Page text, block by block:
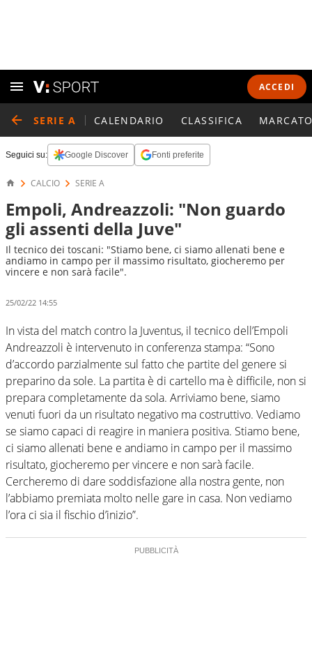
ACCEDI
SERIE A CALENDARIO CLASSIFICA
Seguici su: Google Discover Fonti preferite
CALCIO SERIE A
Empoli, Andreazzoli: "Non guardo
gli assenti della Juve"
Il tecnico dei toscani: "Stiamo bene, ci siamo allenati bene e
andiamo in campo per il massimo risultato, giocheremo per
vincere e non sarà facile".
25/02/22 14:55
In vista del match contro la Juventus, il tecnico dell’Empoli
Andreazzoli è intervenuto in conferenza stampa: “Sono
d’accordo parzialmente sul fatto che partite del genere si
preparino da sole. La partita è di cartello ma è difficile, non si
prepara completamente da sola. Arriviamo bene, siamo
venuti fuori da un risultato negativo ma costruttivo. Vediamo
se siamo capaci di reagire in maniera positiva. Stiamo bene,
ci siamo allenati bene e andiamo in campo per il massimo
risultato, giocheremo per vincere e non sarà facile.
Cercheremo di dare soddisfazione alla nostra gente, non
l’abbiamo premiata molto nelle gare in casa. Non vediamo
l’ora ci sia il fischio d’inizio”.